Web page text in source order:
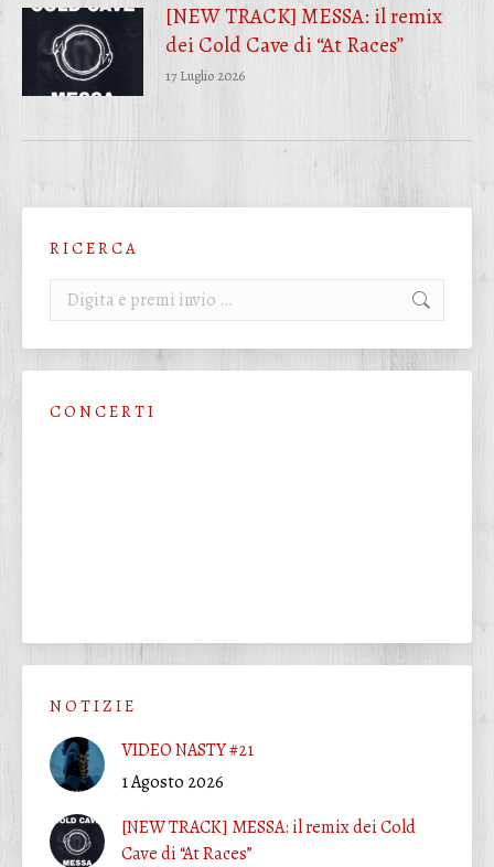
[NEW TRACK] MESSA: il remix
dei Cold Cave di “At Races”
17 Luglio 2026
R I C E R C A
Cerca:
C O N C E R T I
N O T I Z I E
VIDEO NASTY #21
1 Agosto 2026
[NEW TRACK] MESSA: il remix dei Cold
Cave di “At Races”